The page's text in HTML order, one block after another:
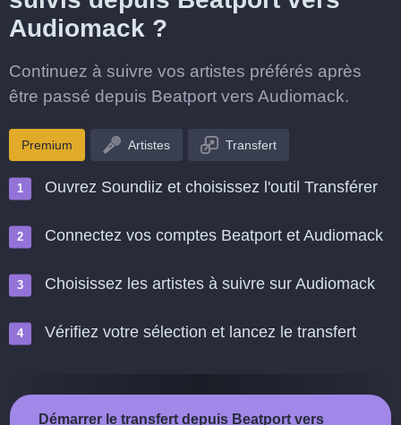
Audiomack ?
Continuez à suivre vos artistes préférés après
être passé depuis Beatport vers Audiomack.
Premium Artistes Transfert
Ouvrez Soundiiz et choisissez l'outil Transférer
Connectez vos comptes Beatport et Audiomack
Choisissez les artistes à suivre sur Audiomack
Vérifiez votre sélection et lancez le transfert
Démarrer le transfert depuis Beatport vers